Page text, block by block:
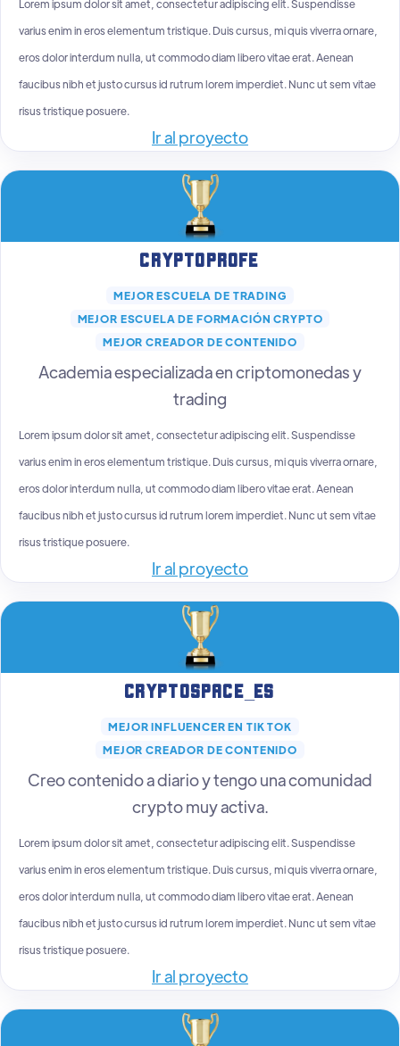
Lorem ipsum dolor sit amet, consectetur adipiscing elit. Suspendisse
varius enim in eros elementum tristique. Duis cursus, mi quis viverra ornare,
eros dolor interdum nulla, ut commodo diam libero vitae erat. Aenean
faucibus nibh et justo cursus id rutrum lorem imperdiet. Nunc ut sem vitae
risus tristique posuere.
Ir al proyecto
CryptoProfe
MEJOR ESCUELA DE TRADING
MEJOR ESCUELA DE FORMACIÓN CRYPTO
MEJOR CREADOR DE CONTENIDO
Academia especializada en criptomonedas y
trading
Lorem ipsum dolor sit amet, consectetur adipiscing elit. Suspendisse
varius enim in eros elementum tristique. Duis cursus, mi quis viverra ornare,
eros dolor interdum nulla, ut commodo diam libero vitae erat. Aenean
faucibus nibh et justo cursus id rutrum lorem imperdiet. Nunc ut sem vitae
risus tristique posuere.
Ir al proyecto
CryptoSpace_Es
MEJOR INFLUENCER EN TIK TOK
MEJOR CREADOR DE CONTENIDO
Creo contenido a diario y tengo una comunidad
crypto muy activa.
Lorem ipsum dolor sit amet, consectetur adipiscing elit. Suspendisse
varius enim in eros elementum tristique. Duis cursus, mi quis viverra ornare,
eros dolor interdum nulla, ut commodo diam libero vitae erat. Aenean
faucibus nibh et justo cursus id rutrum lorem imperdiet. Nunc ut sem vitae
risus tristique posuere.
Ir al proyecto